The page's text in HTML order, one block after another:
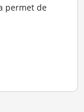
permet de